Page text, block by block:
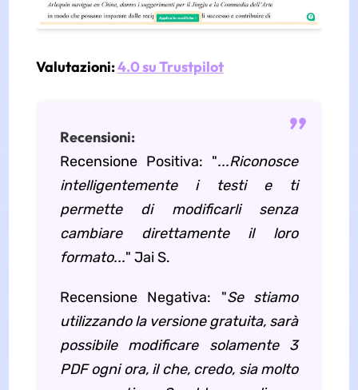
Valutazioni:4.0 su Trustpilot
Recensioni:
Recensione Positiva: "...Riconosce
intelligentemente i testi e ti
permette di modificarli senza
cambiare direttamente il loro
formato..." Jai S.
Recensione Negativa: "Se stiamo
utilizzando la versione gratuita, sarà
possibile modificare solamente 3
PDF ogni ora, il che, credo, sia molto